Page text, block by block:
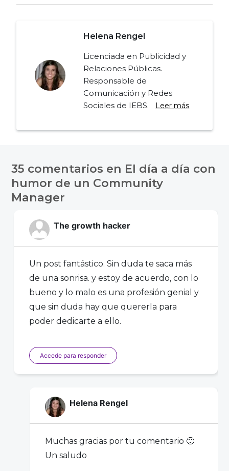
Helena Rengel
Licenciada en Publicidad y
Relaciones Públicas.
Responsable de
Comunicación y Redes
Sociales de IEBS.
Leer más
de
entradas
35 comentarios en El día a día con
humor de un Community
Manager
The growth hacker
Un post fantástico. Sin duda te saca más
de una sonrisa. y estoy de acuerdo, con lo
bueno y lo malo es una profesión genial y
que sin duda hay que quererla para
poder dedicarte a ello.
Accede para responder
Helena Rengel
Muchas gracias por tu comentario 🙂
Un saludo